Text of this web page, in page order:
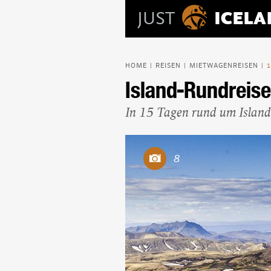
JUST
HOME REISEN MIETWAGENREISEN
Island-
In 15 Tagen rund um
8